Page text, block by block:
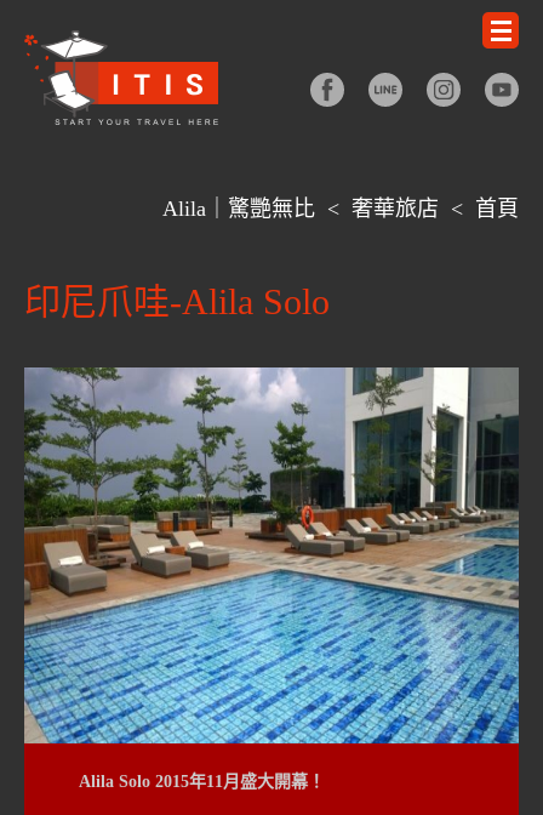
Alila｜驚艷無比 < 奢華旅店 < 首頁
印尼爪哇-Alila Solo
Alila Solo 2015年11月盛大開幕！